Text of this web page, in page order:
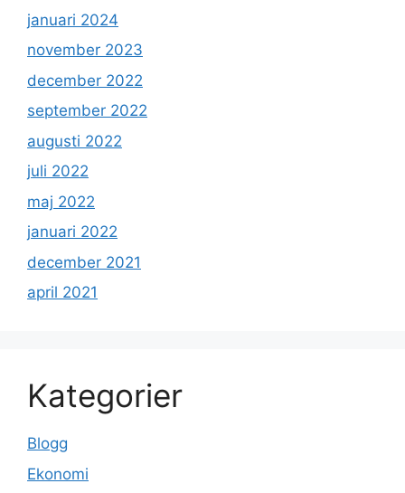
januari 2024
november 2023
december 2022
september 2022
augusti 2022
juli 2022
maj 2022
januari 2022
december 2021
april 2021
Kategorier
Blogg
Ekonomi